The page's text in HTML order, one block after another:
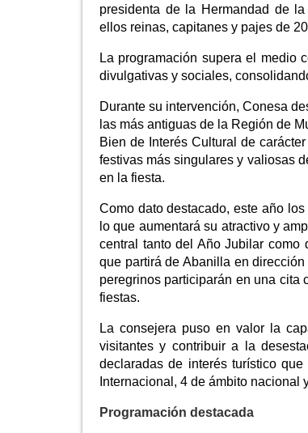
presidenta de la Hermandad de
ellos reinas, capitanes y pajes de
La programación supera el medio
divulgativas y sociales,
Durante su intervención, Conesa
las más antiguas de la Región de
Bien de Interés Cultural de
festivas más singulares y valiosas
en la fiesta.
Como dato destacado, este año
lo que aumentará su atractivo y
central tanto del Año Jubilar como
que partirá de Abanilla en
peregrinos participarán en una cita
fiestas.
La consejera puso en valor la
visitantes y contribuir a la
declaradas de interés turístico
Internacional, 4 de ámbito
Programación destacada